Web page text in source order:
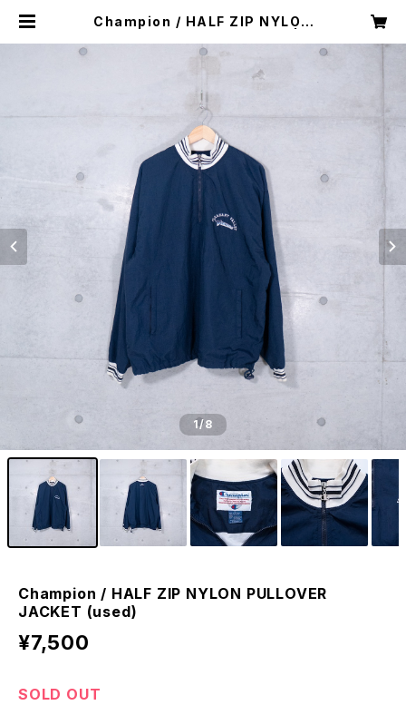
Champion / HALF ZIP NYLON
ush online
1/8
Champion / HALF ZIP NYLON PULLOVER
JACKET (used)
¥7,500
SOLD OUT